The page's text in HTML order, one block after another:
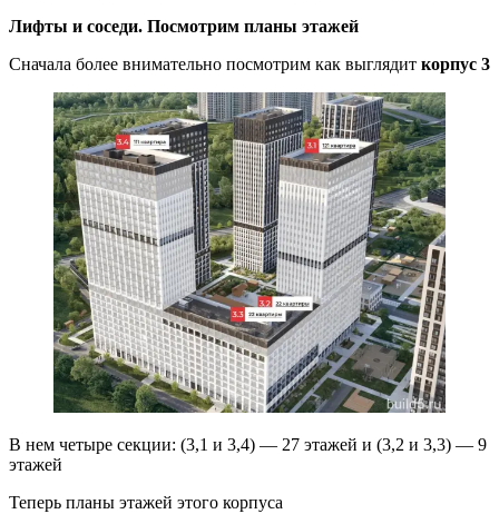
Лифты и соседи. Посмотрим планы этажей
Сначала более внимательно посмотрим как выглядит корпус 3
В нем четыре секции: (3,1 и 3,4) — 27 этажей и (3,2 и 3,3) — 9
этажей
Теперь планы этажей этого корпуса